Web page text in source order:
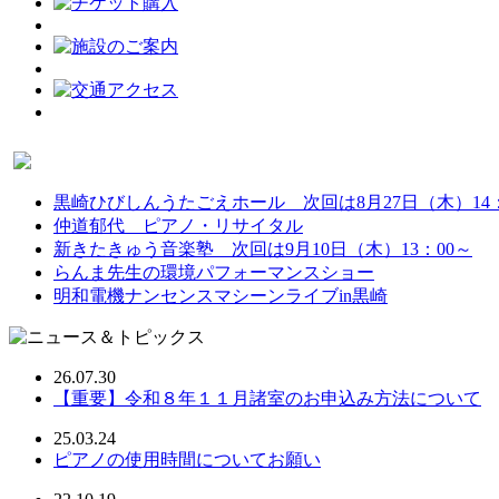
黒崎ひびしんうたごえホール 次回は8月27日（木）14
仲道郁代 ピアノ・リサイタル
新きたきゅう音楽塾 次回は9月10日（木）13：00～
らんま先生の環境パフォーマンスショー
明和電機ナンセンスマシーンライブin黒崎
26.07.30
【重要】令和８年１１月諸室のお申込み方法について
25.03.24
ピアノの使用時間についてお願い